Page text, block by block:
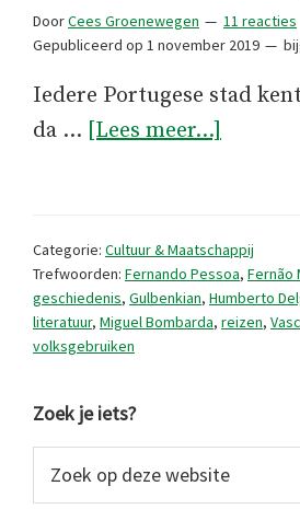
DoorCees Groenewegen
11 reacties
Gepubliceerd op 1 november 2019
Iedere Portugese stad
da … [Lees meer...]
Categorie: Cultuur & Maatschappij
Trefwoorden: Fernando Pessoa, Fernão
geschiedenis, Gulbenkian, Humberto
literatuur, Miguel Bombarda, reizen,
volksgebruiken
Primaire
Sidebar
Zoek je iets?
op